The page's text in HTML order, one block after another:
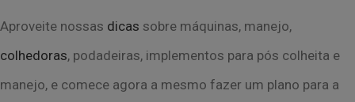
Aproveite nossas dicas sobre máquinas, manejo,
colhedoras, podadeiras, implementos para pós colheita e
manejo, e comece agora a mesmo fazer um plano para a